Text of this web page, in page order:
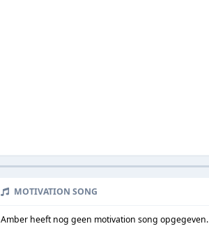
MOTIVATION SONG
Amber heeft nog geen motivation song opgegeven.